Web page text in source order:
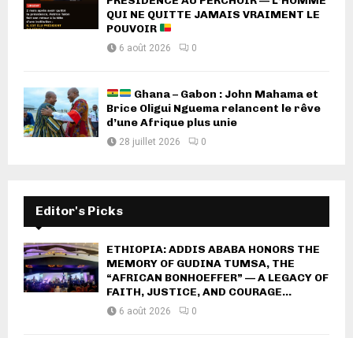
QUI NE QUITTE JAMAIS VRAIMENT LE
POUVOIR
6 août 2026 0
Ghana – Gabon : John Mahama et
Brice Oligui Nguema relancent le rêve
d’une Afrique plus unie
28 juillet 2026 0
Editor's Picks
ETHIOPIA: ADDIS ABABA HONORS THE
MEMORY OF GUDINA TUMSA, THE
“AFRICAN BONHOEFFER” — A LEGACY OF
FAITH, JUSTICE, AND COURAGE...
6 août 2026 0